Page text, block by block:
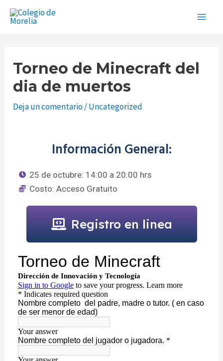
Main
Torneo de Minecraft del
dia de muertos
Deja un comentario/Uncategorized
Información General:
25 de octubre: 14:00 a 20:00 hrs
Costo: Acceso Gratuito
Registro en linea
Navegación
de